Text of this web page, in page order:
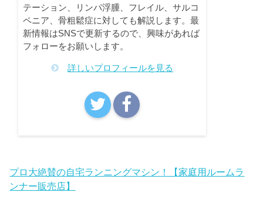
テーション、リンパ浮腫、フレイル、サルコ
ペニア、骨粗鬆症に対しても解説します。最
新情報はSNSで更新するので、興味があれば
フォローをお願いします。
詳しいプロフィールを見る
プロ大絶賛の自宅ランニングマシン！【家庭用ルームラ
ンナー販売店】